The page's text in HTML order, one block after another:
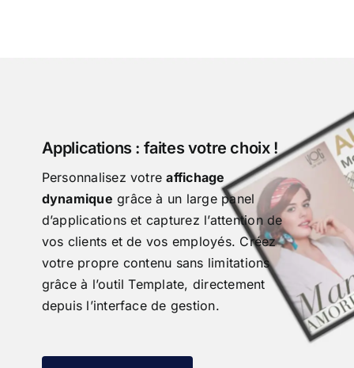
Applications : faites votre choix !
Personnalisez votreaffichage
dynamique grâce à un large panel
d’applications et capturez l’attention de
vos clients et de vos employés. Créez
votre propre contenu sans limitations
grâce à l’outil Template, directement
depuis l’interface de gestion.